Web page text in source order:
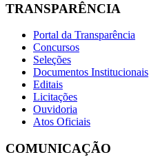
TRANSPARÊNCIA
Portal da Transparência
Concursos
Seleções
Documentos Institucionais
Editais
Licitações
Ouvidoria
Atos Oficiais
COMUNICAÇÃO